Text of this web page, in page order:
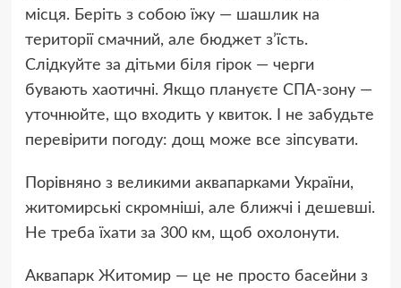
місця. Беріть з собою їжу — шашлик на
території смачний, але бюджет з’їсть.
Слідкуйте за дітьми біля гірок — черги
бувають хаотичні. Якщо плануєте СПА-зону —
уточнюйте, що входить у квиток. І не забудьте
перевірити погоду: дощ може все зіпсувати.
Порівняно з великими аквапарками України,
житомирські скромніші, але ближчі і дешевші.
Не треба їхати за 300 км, щоб охолонути.
Аквапарк Житомир — це не просто басейни з